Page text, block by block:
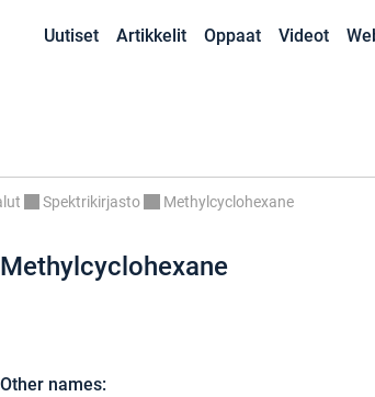
Uutiset Artikkelit Oppaat Videot
Spektrikirjasto Methylcyclohexane
Methylcyclohexane
Other names: